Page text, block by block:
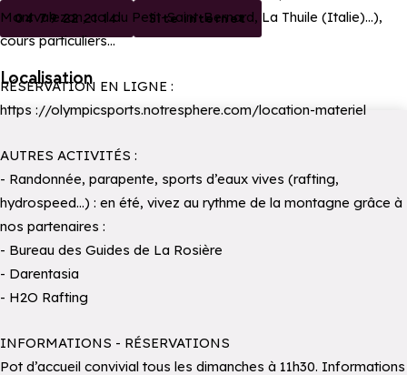
Montvalezan, col du Petit-Saint-Bernard, La Thuile (Italie)...),
cours particuliers...
RÉSERVATION EN LIGNE :
https ://olympicsports.notresphere.com/location-materiel
AUTRES ACTIVITÉS :
- Randonnée, parapente, sports d’eaux vives (rafting,
hydrospeed...) : en été, vivez au rythme de la montagne grâce à
nos partenaires :
- Bureau des Guides de La Rosière
- Darentasia
- H2O Rafting
INFORMATIONS - RÉSERVATIONS
Pot d’accueil convivial tous les dimanches à 11h30. Informations
04 79 22 21 14 Site internet
Localisation